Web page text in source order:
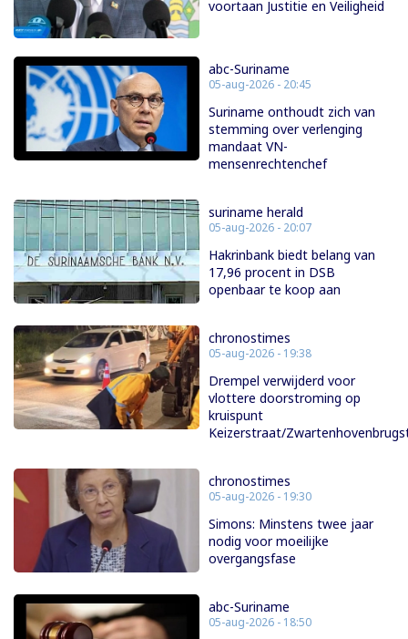
voortaan Justitie en Veiligheid
abc-Suriname
05-aug-2026 - 20:45
Suriname onthoudt zich van
stemming over verlenging
mandaat VN-
mensenrechtenchef
suriname herald
05-aug-2026 - 20:07
Hakrinbank biedt belang van
17,96 procent in DSB
openbaar te koop aan
chronostimes
05-aug-2026 - 19:38
Drempel verwijderd voor
vlottere doorstroming op
kruispunt
Keizerstraat/
chronostimes
05-aug-2026 - 19:30
Simons: Minstens twee jaar
nodig voor moeilijke
overgangsfase
abc-Suriname
05-aug-2026 - 18:50